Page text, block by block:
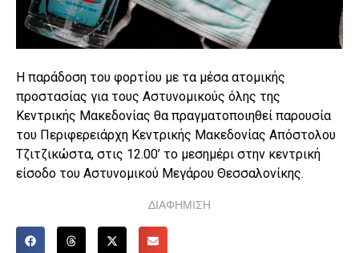
Η παράδοση του φορτίου με τα μέσα ατομικής
προστασίας για τους Αστυνομικούς όλης της
Κεντρικής Μακεδονίας θα πραγματοποιηθεί παρουσία
του Περιφερειάρχη Κεντρικής Μακεδονίας Απόστολου
Τζιτζικώστα, στις 12.00’ το μεσημέρι στην κεντρική
είσοδο του Αστυνομικού Μεγάρου Θεσσαλονίκης.
ΔΙΑΦΗΜΙΣΗ